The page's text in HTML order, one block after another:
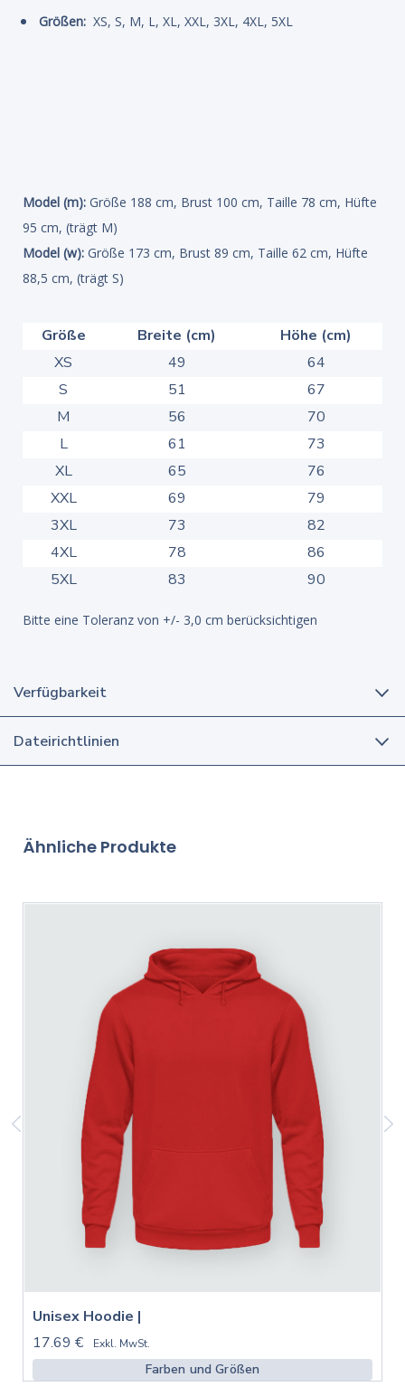
Größen: XS, S, M, L, XL, XXL, 3XL, 4XL, 5XL
Model (m): Größe 188 cm, Brust 100 cm, Taille 78 cm, Hüfte
95 cm, (trägt M)
Model (w): Größe 173 cm, Brust 89 cm, Taille 62 cm, Hüfte
88,5 cm, (trägt S)
Größe Breite (cm)
Höhe (cm)
XS
49
64
S
51
67
M
56
70
L
61
73
XL
65
76
XXL
69
79
3XL
73
82
4XL
78
86
5XL
83 90
Bitte eine Toleranz von +/- 3,0 cm berücksichtigen
Verfügbarkeit
Dateirichtlinien
Ähnliche Produkte
Unisex Hoodie |
17.69 €
Exkl. MwSt.
Farben und Größen